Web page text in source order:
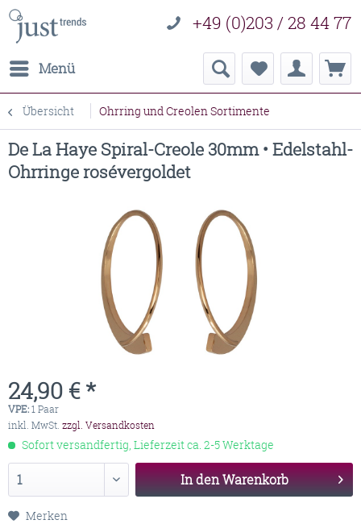
+49 (0)203 / 28 44 77
Menü
Übersicht Ohrring und Creolen Sortimente
De La Haye Spiral-Creole 30mm • Edelstahl-
Ohrringe rosévergoldet
24,90 € *
VPE:1 Paar
inkl. MwSt. zzgl. Versandkosten
Sofort versandfertig, Lieferzeit ca. 2-5 Werktage
In denWarenkorb
Merken